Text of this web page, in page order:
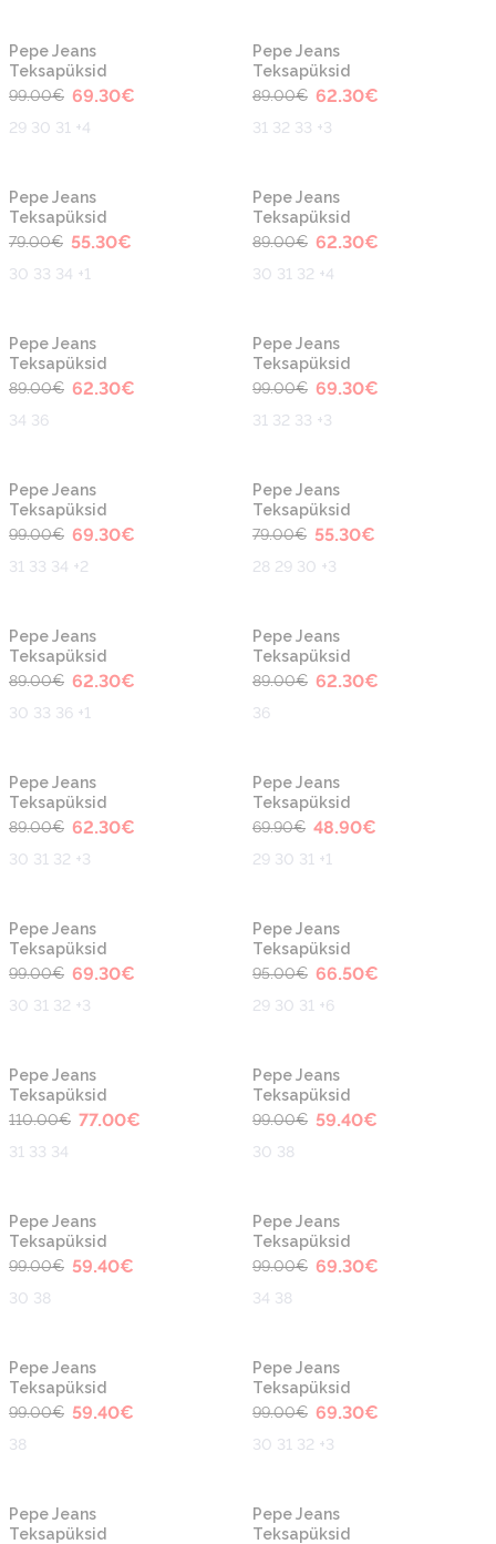
-30%
Pepe Jeans
Teksapüksid
99.00€ 69.30€
29 30 31 +4
-30%
Pepe Jeans
Teksapüksid
89.00€ 62.30€
31 32 33 +3
-30%
Pepe Jeans
Teksapüksid
79.00€ 55.30€
30 33 34 +1
-30%
Pepe Jeans
Teksapüksid
89.00€ 62.30€
30 31 32 +4
-30%
Pepe Jeans
Teksapüksid
89.00€ 62.30€
34 36
-30%
Pepe Jeans
Teksapüksid
99.00€ 69.30€
31 32 33 +3
-30%
Pepe Jeans
Teksapüksid
99.00€ 69.30€
31 33 34 +2
-30%
Pepe Jeans
Teksapüksid
79.00€ 55.30€
28 29 30 +3
-30%
Pepe Jeans
Teksapüksid
89.00€ 62.30€
30 33 36 +1
-30%
Pepe Jeans
Teksapüksid
89.00€ 62.30€
36
-30%
Pepe Jeans
Teksapüksid
89.00€ 62.30€
30 31 32 +3
-30%
Pepe Jeans
Teksapüksid
69.90€ 48.90€
29 30 31 +1
-30%
Pepe Jeans
Teksapüksid
99.00€ 69.30€
30 31 32 +3
-30%
Pepe Jeans
Teksapüksid
95.00€ 66.50€
29 30 31 +6
-30%
Pepe Jeans
Teksapüksid
110.00€ 77.00€
31 33 34
-40%
Pepe Jeans
Teksapüksid
99.00€ 59.40€
30 38
-40%
Pepe Jeans
Teksapüksid
99.00€ 59.40€
30 38
-30%
Pepe Jeans
Teksapüksid
99.00€ 69.30€
34 38
-40%
Pepe Jeans
Teksapüksid
99.00€ 59.40€
38
-30%
Pepe Jeans
Teksapüksid
99.00€ 69.30€
30 31 32 +3
-40%
Pepe Jeans
Teksapüksid
-40%
Pepe Jeans
Teksapüksid